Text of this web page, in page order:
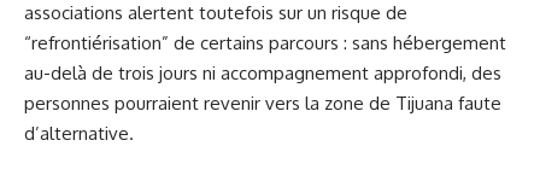
associations alertent toutefois sur un risque de
“refrontiérisation” de certains parcours : sans hébergement
au-delà de trois jours ni accompagnement approfondi, des
personnes pourraient revenir vers la zone de Tijuana faute
d’alternative.